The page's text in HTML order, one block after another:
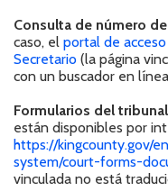
Consulta de número
caso, el portal de
Secretario (la página
con un buscador en
Formularios del
están disponibles por
https://kingcounty.gov/
system/court-forms-
vinculada no está